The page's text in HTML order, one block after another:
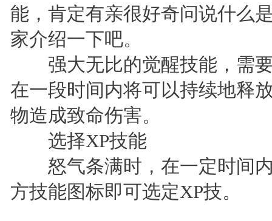
能，肯定有亲很好奇问说什么
家介绍一下吧。
强大无比的觉醒技能，需要
在一段时间内将可以持续地释
物造成致命伤害。
选择XP技能
怒气条满时，在一定时间内
方技能图标即可选定XP技。